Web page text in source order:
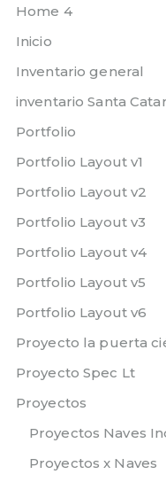
Home 4
Inicio
Inventario general
inventario Santa
Portfolio
Portfolio Layout v1
Portfolio Layout v2
Portfolio Layout v3
Portfolio Layout v4
Portfolio Layout v5
Portfolio Layout v6
Proyecto la puerta
Proyecto Spec Lt
Proyectos
Proyectos Naves
Proyectos x Naves